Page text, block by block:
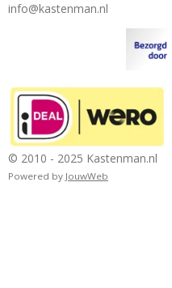
info@kastenman.nl
© 2010 - 2025 Kastenman.nl
Powered by JouwWeb